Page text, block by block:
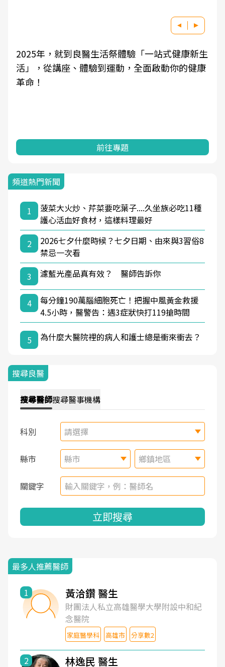
2025年，就到良醫生活祭體驗「一站式健康新生
活」，從講座、體驗到運動，全面啟動你的健康
革命！
前往專題
頻道熱門新聞
1
菠菜大火炒、芹菜要吃葉子....久坐族必吃11種
護心活血好食材，這樣料理最好
2
2026七夕什麼時候？七夕日期、由來與3習俗8
禁忌一次看
3
濾藍光產品真有效？ 醫師告訴你
4
每分鐘190萬腦細胞死亡！把握中風黃金救援
4.5小時，醫警告：遇3症狀快打119搶時間
5 為什麼大醫院裡的病人和護士總是衝來衝去？
搜尋良醫
搜尋醫師搜尋醫事機構
科別 請選擇
縣市 縣市 鄉鎮地區
關鍵字
立即搜尋
最多人推薦醫師
1 黃洽鑽 醫生
財團法人私立高雄醫學大學附設中和紀
念醫院
家庭醫學科 高雄市 分享數2
2 林逸民 醫生